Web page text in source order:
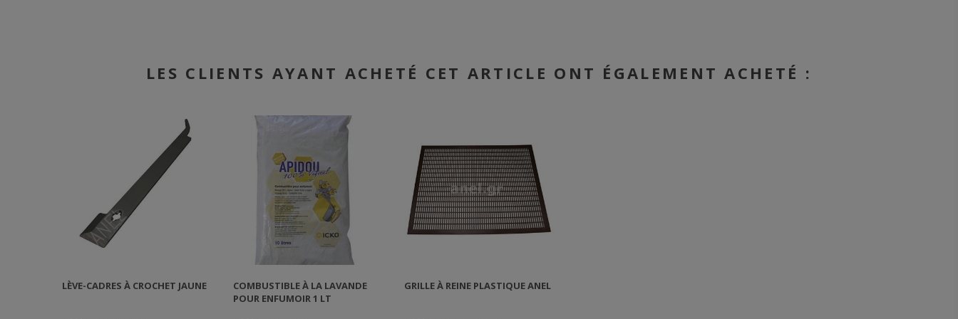
LES CLIENTS AYANT ACHETÉ CET ARTICLE ONT ÉGALEMENT ACHETÉ :
LÈVE-CADRES À CROCHET JAUNE
COMBUSTIBLE À LA LAVANDE
POUR ENFUMOIR 1 LT
GRILLE À REINE PLASTIQUE ANEL